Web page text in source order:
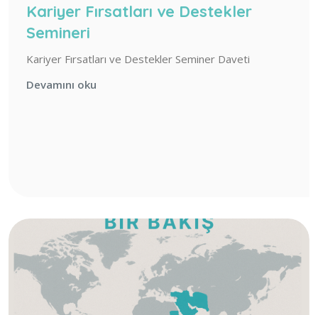
Kariyer Fırsatları ve Destekler
Semineri
Kariyer Fırsatları ve Destekler Seminer Daveti
Devamını oku